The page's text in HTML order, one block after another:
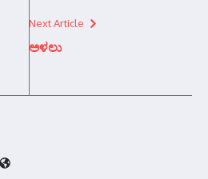
Next Article
ಅಳಲು